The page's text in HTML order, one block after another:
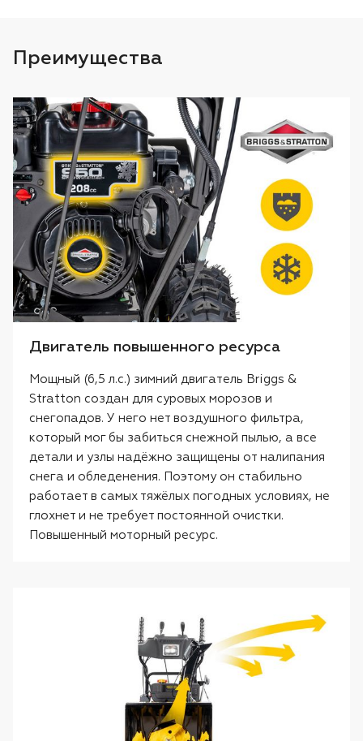
Преимущества
Двигатель повышенного ресурса
Мощный (6,5 л.с.) зимний двигатель Briggs &
Stratton создан для суровых морозов и
снегопадов. У него нет воздушного фильтра,
который мог бы забиться снежной пылью, а все
детали и узлы надёжно защищены от налипания
снега и обледенения. Поэтому он стабильно
работает в самых тяжёлых погодных условиях, не
глохнет и не требует постоянной очистки.
Повышенный моторный ресурс.